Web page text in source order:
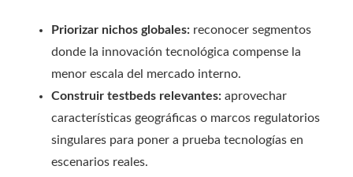
Priorizar nichos globales: reconocer segmentos
donde la innovación tecnológica compense la
menor escala del mercado interno.
Construir testbeds relevantes: aprovechar
características geográficas o marcos regulatorios
singulares para poner a prueba tecnologías en
escenarios reales.